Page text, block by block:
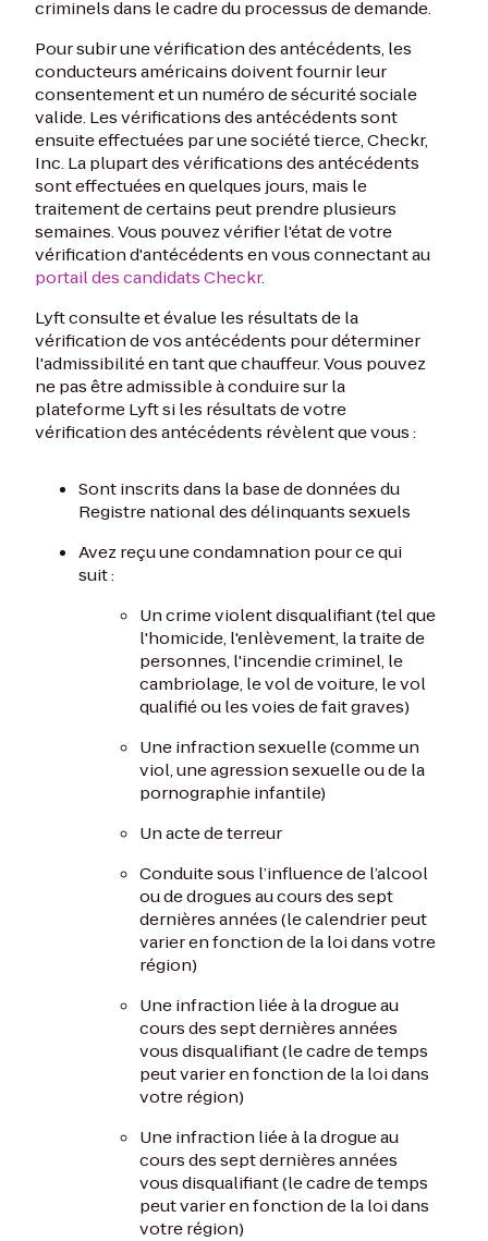
criminels dans le cadre du processus de demande.
Pour subir une vérification des antécédents, les
conducteurs américains doivent fournir leur
consentement et un numéro de sécurité sociale
valide. Les vérifications des antécédents sont
ensuite effectuées par une société tierce, Checkr,
Inc. La plupart des vérifications des antécédents
sont effectuées en quelques jours, mais le
traitement de certains peut prendre plusieurs
semaines. Vous pouvez vérifier l'état de votre
vérification d'antécédents en vous connectant au
portail des candidats Checkr.
Lyft consulte et évalue les résultats de la
vérification de vos antécédents pour déterminer
l'admissibilité en tant que chauffeur. Vous pouvez
ne pas être admissible à conduire sur la
plateforme Lyft si les résultats de votre
vérification des antécédents révèlent que vous :
Sont inscrits dans la base de données du
Registre national des délinquants sexuels
Avez reçu une condamnation pour ce qui
suit :
Un crime violent disqualifiant (tel que
l'homicide, l'enlèvement, la traite de
personnes, l'incendie criminel, le
cambriolage, le vol de voiture, le vol
qualifié ou les voies de fait graves)
Une infraction sexuelle (comme un
viol, une agression sexuelle ou de la
pornographie infantile)
Un acte de terreur
Conduite sous l’influence de l’alcool
ou de drogues au cours des sept
dernières années (le calendrier peut
varier en fonction de la loi dans votre
région)
Une infraction liée à la drogue au
cours des sept dernières années
vous disqualifiant (le cadre de temps
peut varier en fonction de la loi dans
votre région)
Une infraction liée à la drogue au
cours des sept dernières années
vous disqualifiant (le cadre de temps
peut varier en fonction de la loi dans
votre région)